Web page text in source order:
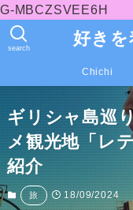
G-MBCZSVEE6H
好きを
search
Chichi
ギリシャ島巡
メ観光地「レ
紹介
旅 18/09/2024